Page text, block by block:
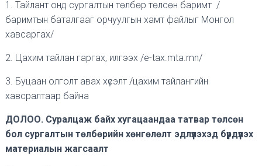
1. Тайлант онд сургалтын төлбөр төлсөн баримт /
баримтын баталгааг орчуулгын хамт файлыг Монгол
хавсаргах/
2. Цахим тайлан гаргах, илгээх /e-tax.mta.mn/
3. Буцаан олголт авах хүсэлт /цахим тайлангийн
хавсралтаар байна
ДОЛОО. Суралцаж байх хугацаандаа татвар төлсөн
бол сургалтын төлбөрийн хөнгөлөлт эдлүүлэхэд бүрдүүлэх
материалын жагсаалт